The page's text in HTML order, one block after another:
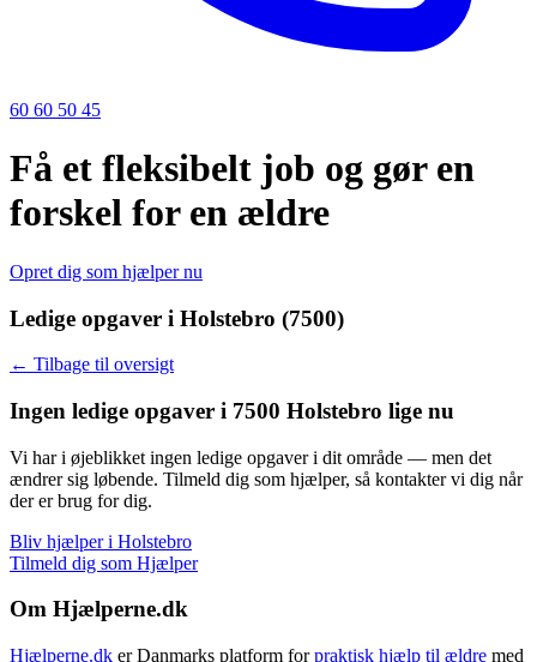
60 60 50 45
Få et fleksibelt job og gør en
forskel for en ældre
Opret dig som hjælper nu
Ledige opgaver i Holstebro (7500)
← Tilbage til oversigt
Ingen ledige opgaver i 7500 Holstebro lige nu
Vi har i øjeblikket ingen ledige opgaver i dit område — men det
ændrer sig løbende. Tilmeld dig som hjælper, så kontakter vi dig når
der er brug for dig.
Bliv hjælper i Holstebro
Tilmeld dig som Hjælper
Om Hjælperne.dk
Hjælperne.dk er Danmarks platform forpraktisk hjælp til ældre med